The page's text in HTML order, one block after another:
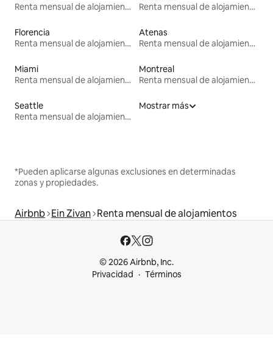
Renta mensual de alojamientos
Renta mensual de alojamientos
Florencia
Renta mensual de alojamientos
Atenas
Renta mensual de alojamientos
Miami
Renta mensual de alojamientos
Montreal
Renta mensual de alojamientos
Seattle
Renta mensual de alojamientos
Mostrar más
*Pueden aplicarse algunas exclusiones en determinadas
zonas y propiedades.
Airbnb Ein Zivan Renta mensual de alojamientos
© 2026 Airbnb, Inc.
Privacidad
Términos